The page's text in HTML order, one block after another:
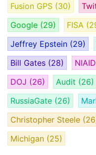
Fusion GPS (30)
Google (29) FISA
Jeffrey Epstein (29)
Bill Gates (28) NIAID
DOJ (26) Audit (26)
RussiaGate (26)
Christopher Steele
Michigan (25)